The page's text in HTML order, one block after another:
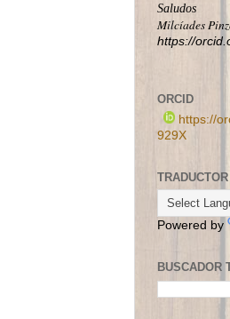
Saludos
Milcíades
https://
ORCID
https://
929X
TRADUCTOR
Powered by
BUSCADOR